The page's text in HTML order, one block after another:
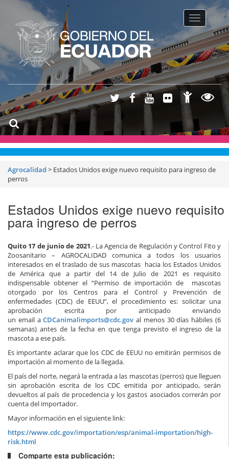
Toggle
Agrocalidad > Estados Unidos exige nuevo requisito para ingreso de
perros
Estados Unidos exige nuevo requisito
para ingreso de perros
Quito 17 de junio de 2021.- La Agencia de Regulación y Control Fito y
Zoosanitario – AGROCALIDAD comunica atodos los usuarios
interesados en el traslado de sus mascotas hacia los Estados Unidos
de América que a partir del 14 de Julio de 2021 es requisito
indispensable obtener el “Permiso de importación de mascotas
otorgado por los Centros para el Control y Prevención de
enfermedades (CDC) de EEUU”, el procedimiento es: solicitar una
aprobación escrita por anticipado enviando
un emailaCDCanimalimports@cdc.gov al menos 30 días hábiles (6
semanas) antes de la fecha en que tenga previsto el ingreso de la
mascota a ese país.
Es importante aclarar que los CDC de EEUU no emitirán permisos de
importación al momento de la llegada.
El país del norte, negará la entrada a las mascotas (perros)que lleguen
sin aprobación escrita delos CDC emitida por anticipado,serán
devueltos al país de procedencia y los gastos asociadoscorrerán por
cuenta del importador.
Mayor información en el siguiente link:
https://www.cdc.gov/importation/esp/animal-importation/high-
risk.html
Comparte esta publicación: